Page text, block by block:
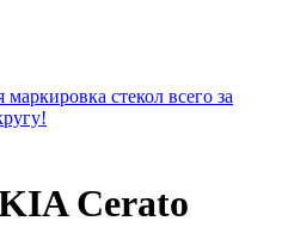
Cerato